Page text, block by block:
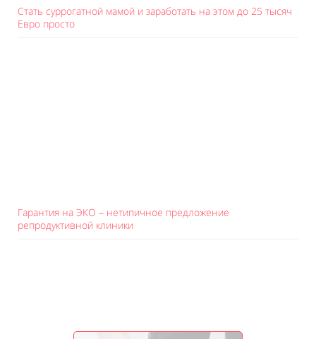
Стать суррогатной мамой и заработать на этом до 25 тысяч
Евро просто
Гарантия на ЭКО – нетипичное предложение
репродуктивной клиники